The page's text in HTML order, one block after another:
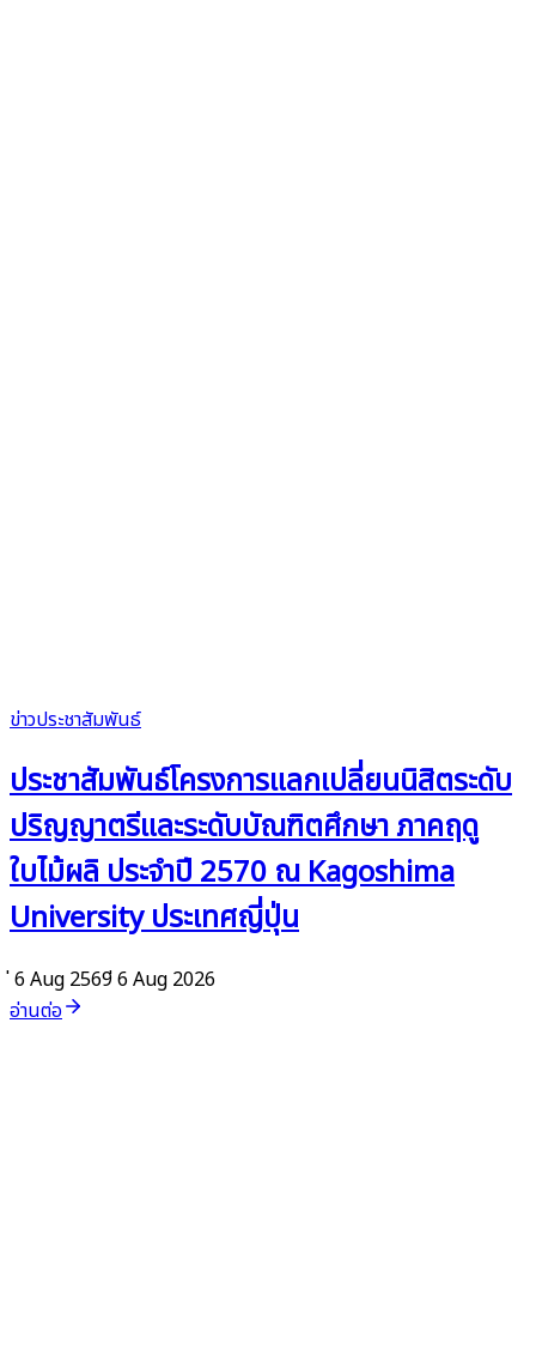
ข่าวประชาสัมพันธ์
ประชาสัมพันธ์โครงการแลกเปลี่ยนนิสิตระดับ
ปริญญาตรีและระดับบัณฑิตศึกษา ภาคฤดู
ใบไม้ผลิ ประจำปี 2570 ณ Kagoshima
University ประเทศญี่ปุ่น
่ 6 Aug 2569่ 6 Aug 2026
อ่านต่อ